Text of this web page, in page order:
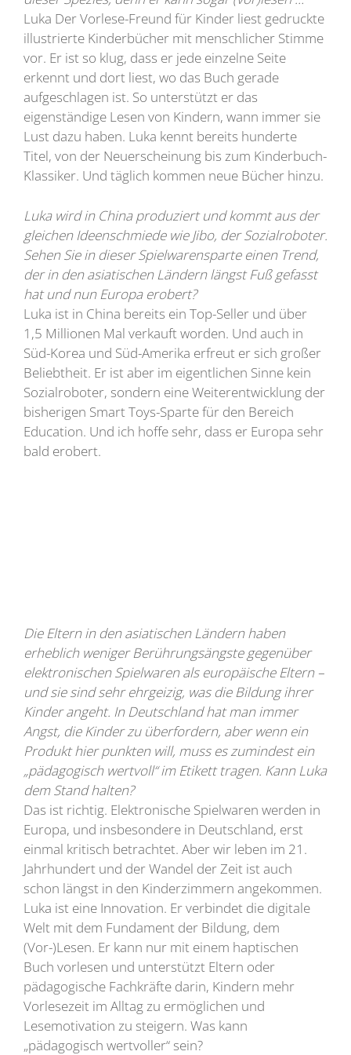
Luka Der Vorlese-Freund für Kinder liest gedruckte
illustrierte Kinderbücher mit menschlicher Stimme
vor. Er ist so klug, dass er jede einzelne Seite
erkennt und dort liest, wo das Buch gerade
aufgeschlagen ist. So unterstützt er das
eigenständige Lesen von Kindern, wann immer sie
Lust dazu haben. Luka kennt bereits hunderte
Titel, von der Neuerscheinung bis zum Kinderbuch-
Klassiker. Und täglich kommen neue Bücher hinzu.
Luka wird in China produziert und kommt aus der
gleichen Ideenschmiede wie Jibo, der Sozialroboter.
Sehen Sie in dieser Spielwarensparte einen Trend,
der in den asiatischen Ländern längst Fuß gefasst
hat und nun Europa erobert?
Luka ist in China bereits ein Top-Seller und über
1,5 Millionen Mal verkauft worden. Und auch in
Süd-Korea und Süd-Amerika erfreut er sich großer
Beliebtheit. Er ist aber im eigentlichen Sinne kein
Sozialroboter, sondern eine Weiterentwicklung der
bisherigen Smart Toys-Sparte für den Bereich
Education. Und ich hoffe sehr, dass er Europa sehr
bald erobert.
Die Eltern in den asiatischen Ländern haben
erheblich weniger Berührungsängste gegenüber
elektronischen Spielwaren als europäische Eltern –
und sie sind sehr ehrgeizig, was die Bildung ihrer
Kinder angeht. In Deutschland hat man immer
Angst, die Kinder zu überfordern, aber wenn ein
Produkt hier punkten will, muss es zumindest ein
„pädagogisch wertvoll“ im Etikett tragen. Kann Luka
dem Stand halten?
Das ist richtig. Elektronische Spielwaren werden in
Europa, und insbesondere in Deutschland, erst
einmal kritisch betrachtet. Aber wir leben im 21.
Jahrhundert und der Wandel der Zeit ist auch
schon längst in den Kinderzimmern angekommen.
Luka ist eine Innovation. Er verbindet die digitale
Welt mit dem Fundament der Bildung, dem
(Vor-)Lesen. Er kann nur mit einem haptischen
Buch vorlesen und unterstützt Eltern oder
pädagogische Fachkräfte darin, Kindern mehr
Vorlesezeit im Alltag zu ermöglichen und
Lesemotivation zu steigern. Was kann
„pädagogisch wertvoller“ sein?